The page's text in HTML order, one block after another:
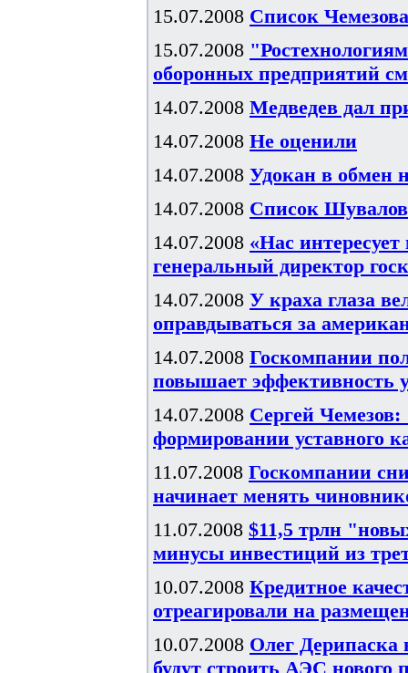
15.07.2008 Список Чемезова
15.07.2008
оборонных предприятий
14.07.2008 Медведев дал
14.07.2008 Не оценили
14.07.2008 Удокан в обмен
14.07.2008 Список
14.07.2008 «Нас
генеральный директор
14.07.2008 У краха глаза
оправдываться за
14.07.2008 Госкомпании
повышает эффективность
14.07.2008 Сергей
формировании уставного
11.07.2008 Госкомпании
начинает менять
11.07.2008 $11,5 трлн
минусы инвестиций из
10.07.2008 Кредитное
отреагировали на
10.07.2008 Олег
будут строить АЭС нового